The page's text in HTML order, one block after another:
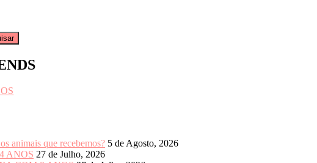
animais que recebemos? 5 de Agosto, 2026
ANOS 27 de Julho, 2026